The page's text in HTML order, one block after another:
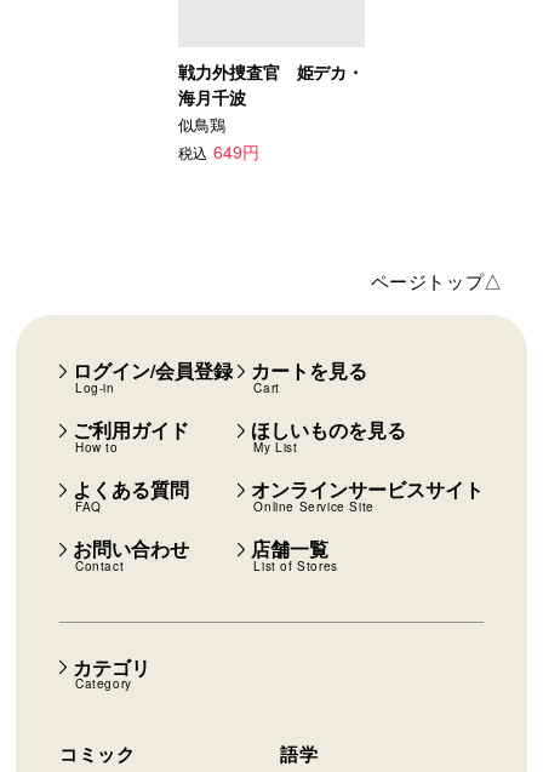
戦力外捜査官 姫デカ・
海月千波
似鳥鶏
税込 649円
ページトップ△
カテゴリ
Category
コミック
語学
ログイン/会員登録
Log-in
カートを見る
Cart
ご利用ガイド
How to
ほしいものを見る
My List
よくある質問
FAQ
オンラインサービスサイト
Online Service Site
お問い合わせ
Contact
店舗一覧
List of Stores